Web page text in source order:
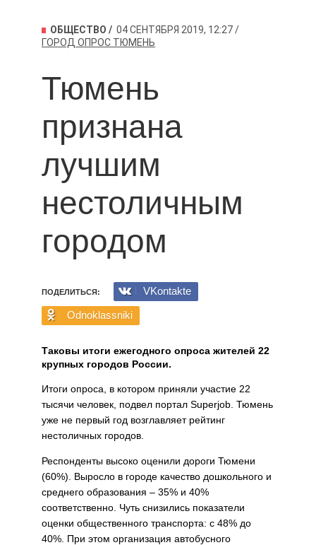
ОБЩЕСТВО
04 СЕНТЯБРЯ 2019, 12:27
ГОРОД ОПРОС ТЮМЕНЬ
Тюмень
признана
лучшим
нестоличным
городом
ПОДЕЛИТЬСЯ:
VKontakte
Odnoklassniki
Таковы итоги ежегодного опроса жителей 22
крупных городов России.
Итоги опроса, в котором приняли участие 22
тысячи человек, подвел портал Superjob. Тюмень
уже не первый год возглавляет рейтинг
нестоличных городов.
Респонденты высоко оценили дороги Тюмени
(60%). Выросло в городе качество дошкольного и
среднего образования – 35% и 40%
соответственно. Чуть снизились показатели
оценки общественного транспорта: с 48% до
40%. При этом организация автобусного